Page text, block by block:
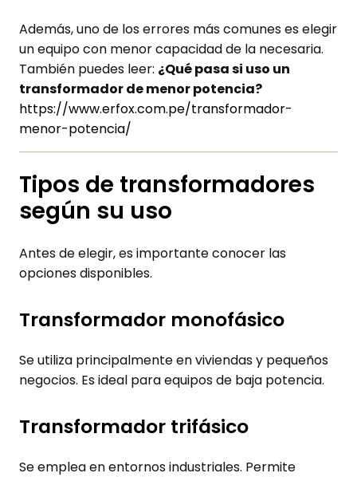
Además, uno de los errores más comunes es elegir
un equipo con menor capacidad de la necesaria.
También puedes leer: ¿Qué pasa si uso un
transformador de menor potencia?
https://www.erfox.com.pe/transformador-
menor-potencia/
Tipos de transformadores
según su uso
Antes de elegir, es importante conocer las
opciones disponibles.
Transformador monofásico
Se utiliza principalmente en viviendas y pequeños
negocios. Es ideal para equipos de baja potencia.
Transformador trifásico
Se emplea en entornos industriales. Permite